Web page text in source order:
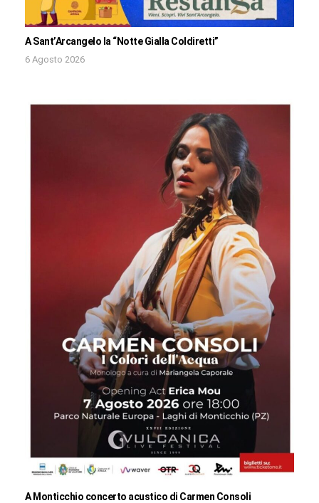
A Sant’Arcangelo la “Notte Gialla Coldiretti”
6 Agosto 2026
A Monticchio concerto acustico di Carmen Consoli